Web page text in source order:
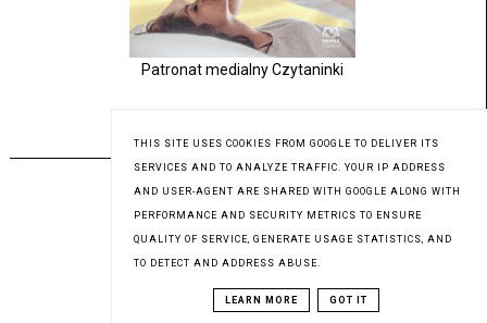
Patronat medialny Czytaninki
PREMIERA 31.07.2023
THIS SITE USES COOKIES FROM GOOGLE TO DELIVER ITS
SERVICES AND TO ANALYZE TRAFFIC. YOUR IP ADDRESS
AND USER-AGENT ARE SHARED WITH GOOGLE ALONG WITH
PERFORMANCE AND SECURITY METRICS TO ENSURE
QUALITY OF SERVICE, GENERATE USAGE STATISTICS, AND
TO DETECT AND ADDRESS ABUSE.
LEARN MORE GOT IT